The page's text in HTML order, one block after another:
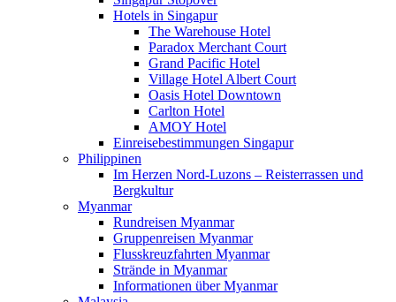
Hotels in Singapur
The Warehouse Hotel
Paradox Merchant Court
Grand Pacific Hotel
Village Hotel Albert Court
Oasis Hotel Downtown
Carlton Hotel
AMOY Hotel
Einreisebestimmungen Singapur
Philippinen
Im Herzen Nord-Luzons – Reisterrassen und
Bergkultur
Myanmar
Rundreisen Myanmar
Gruppenreisen Myanmar
Flusskreuzfahrten Myanmar
Strände in Myanmar
Informationen über Myanmar